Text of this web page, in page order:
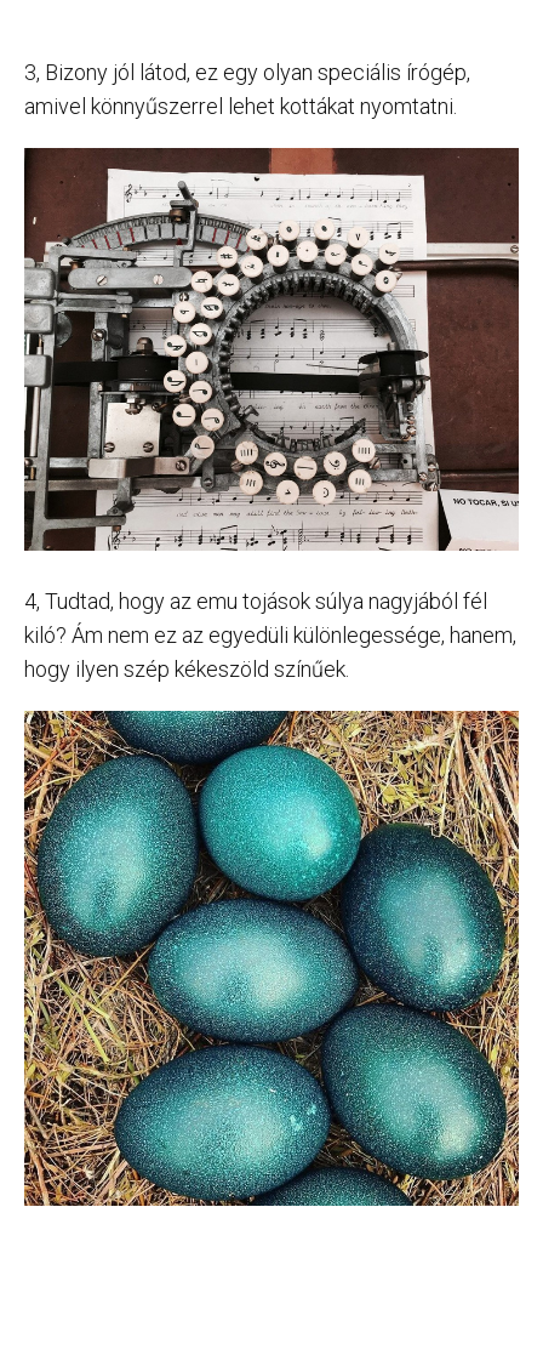
3, Bizony jól látod, ez egy olyan speciális írógép,
amivel könnyűszerrel lehet kottákat nyomtatni.
4, Tudtad, hogy az emu tojások súlya nagyjából fél
kiló? Ám nem ez az egyedüli különlegessége, hanem,
hogy ilyen szép kékeszöld színűek.